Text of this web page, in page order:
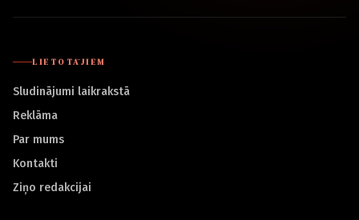
LIETOTĀJIEM
Sludinājumi laikrakstā
Reklāma
Par mums
Kontakti
Ziņo redakcijai